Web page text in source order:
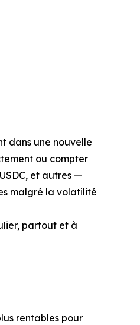
dans une nouvelle
ou compter
et autres —
malgré la volatilité
partout et à
rentables pour